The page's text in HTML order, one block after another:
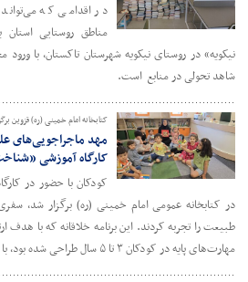
در اقدامی که
مناطق روستایی استان
نیکویه» در روستای نیکویه شهرستان تاکستان، با
شاهد تحولی در منابع است.
کتابخانه امام خمینی (ره) قزوین
مهد ماجراجویی‌های
کارگاه آموزشی
کودکان با حضور در
در کتابخانه عمومی امام خمینی (ره) برگزار شد،
طبیعت را تجربه کردند. این برنامه خلاقانه که با
مهارت‌های پایه در کودکان ۳ تا ۵ سال طراحی شده بود، با استقبال نوآموزان روبرو شد.